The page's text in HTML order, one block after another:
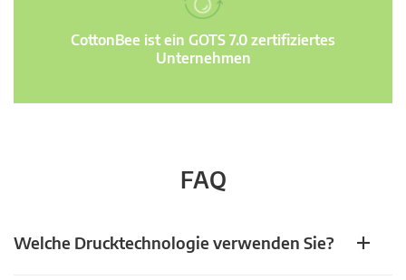
CottonBee ist ein GOTS 7.0 zertifiziertes
Unternehmen
FAQ
Welche Drucktechnologie verwenden Sie?